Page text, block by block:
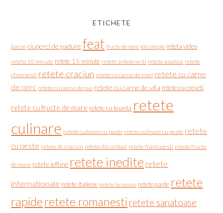
ETICHETE
bacon ciuperci de padure feat fructe de mare idei simple reteta video
retete 10 minute retete 15 minute retete ardelenesti retete asiatice retete
chinezesti retete craciun retete cu carne de miel retete cu carne
de porc retete cu carne de pui retete cu carne de vita retete cu creveti
retete cu fructe de mare retete cu leurda retete
culinare retete culinare cu paste retete culinare cu peste retete
cu peste retete de craciun retete din ardeal retete frantuzesti retete fructe
de mare retete ieftine retete inedite retete
internationale retete italiene retete la ceaun retete paste retete
rapideretete romanesti retete sanatoase